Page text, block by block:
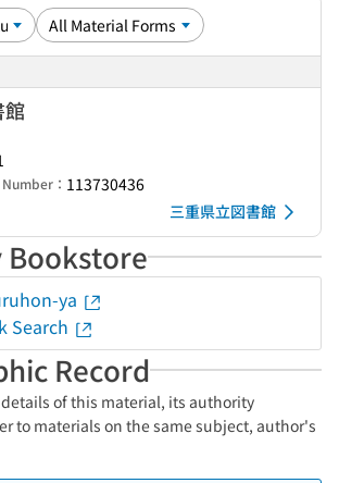
館
： 113730436
三重県立図書館
Bookstore
ya
Search
Record
details of this material, its authority
to materials on the same subject, author's